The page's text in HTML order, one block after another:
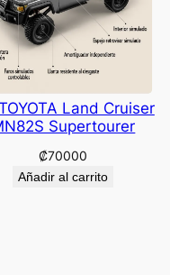
Land Cruiser
Supertourer
₡70000
Añadir al carrito